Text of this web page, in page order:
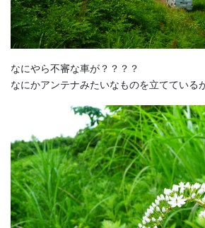
なにやら不審な車が？？？？
なにかアンテナみたいなものを立てている